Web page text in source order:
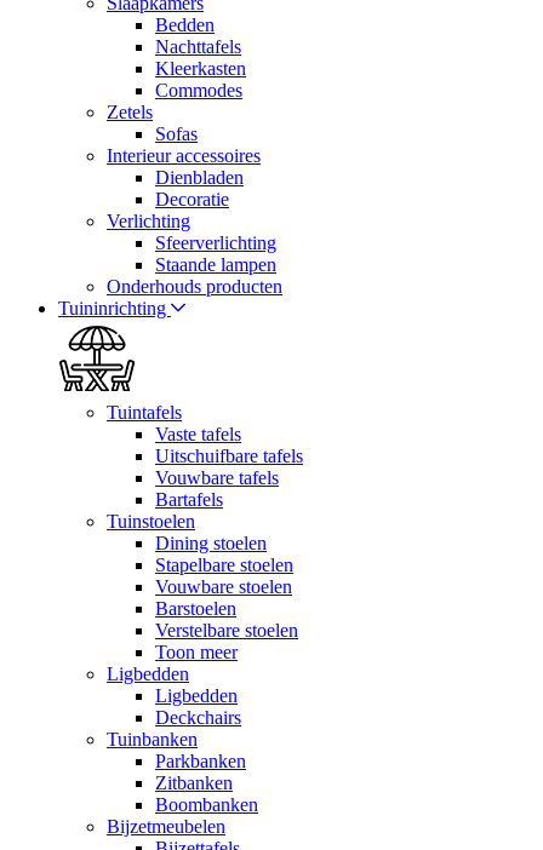
Bedden
Nachttafels
Kleerkasten
Commodes
Zetels
Sofas
Interieur accessoires
Dienbladen
Decoratie
Verlichting
Sfeerverlichting
Staande lampen
Onderhouds producten
Tuininrichting
Tuintafels
Vaste tafels
Uitschuifbare tafels
Vouwbare tafels
Bartafels
Tuinstoelen
Dining stoelen
Stapelbare stoelen
Vouwbare stoelen
Barstoelen
Verstelbare stoelen
Toon meer
Ligbedden
Ligbedden
Deckchairs
Tuinbanken
Parkbanken
Zitbanken
Boombanken
Bijzetmeubelen